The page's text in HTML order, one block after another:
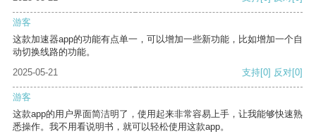
游客
这款加速器app的功能有点单一，可以增加一些新功能，比如增加一个自
动切换线路的功能。
2025-05-21
支持[0] 反对[0]
游客
这款app的用户界面简洁明了，使用起来非常容易上手，让我能够快速熟
悉操作。我不用看说明书，就可以轻松使用这款app。